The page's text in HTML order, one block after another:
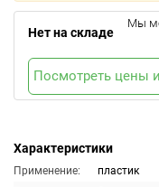
Характеристики
Применение:
пластик
Нет на складе
Мы
Посмотреть цены